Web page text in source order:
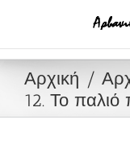
Αρχική
12. Το παλιό